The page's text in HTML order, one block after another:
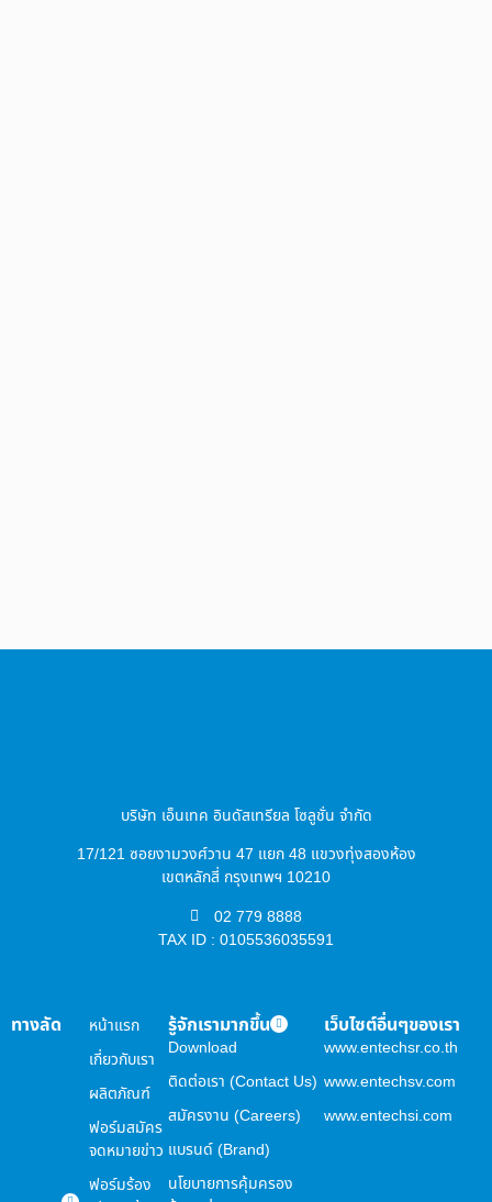
บริษัท เอ็นเทค อินดัสเทรียล โซลูชั่น จำกัด
17/121 ซอยงามวงศ์วาน 47 แยก 48 แขวงทุ่งสองห้อง
เขตหลักสี่ กรุงเทพฯ 10210
02 779 8888
TAX ID : 0105536035591
ทางลัด
หน้าแรก
เกี่ยวกับเรา
ผลิตภัณฑ์
ฟอร์มสมัคร
จดหมายข่าว
ฟอร์มร้อง
รู้จักเรามากขึ้น
Download
ติดต่อเรา (Contact Us)
สมัครงาน (Careers)
แบรนด์ (Brand)
นโยบายการคุ้มครอง
เว็บไซต์อื่นๆของเรา
www.entechsr.co.th
www.entechsv.com
www.entechsi.com